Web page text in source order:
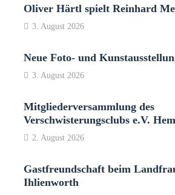
Oliver Härtl spielt Reinhard
3. August 2026
Neue Foto- und
3. August 2026
Mitgliederversammlung des
Verschwisterungsclubs e.V.
2. August 2026
Gastfreundschaft beim
Ihlienworth